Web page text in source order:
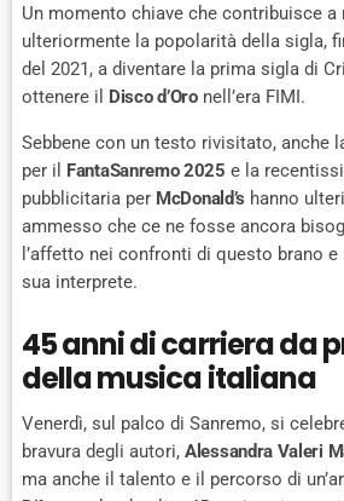
Un momento chiave che contribuisce a
ulteriormente la popolarità della sigla,
del 2021, a diventare la prima sigla di
ottenere il Disco d’Oronell’era FIMI.
Sebbene con un testo rivisitato, anche
per il FantaSanremo 2025 e la
pubblicitaria per McDonald’s hanno
ammesso che ce ne fosse ancora
l’affetto nei confronti di questo brano
sua interprete.
45 anni di carriera da
della musica italiana
Venerdì, sul palco di Sanremo, si
bravura degli autori, Alessandra Valeri
ma anche il talento e il percorso di